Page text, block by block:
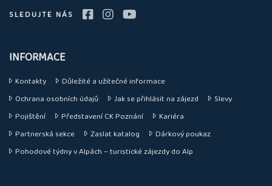
SLEDUJTE NÁS
INFORMACE
Kontakty
Důležité a užitečné informace
Ochrana osobních údajů
Jak se přihlásit na zájezd
Slevy
Pojištění
Představení CK Poznání
Kariéra
Partnerská sekce
Zaslat katalog
Dárkový poukaz
Pohodové týdny v Alpách – turistické zájezdy do Alp